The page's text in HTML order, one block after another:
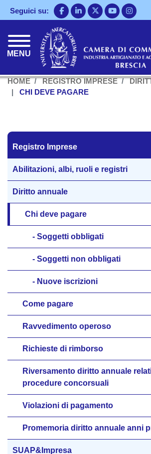
Salta
al
Seguici su:
MENU
HOME REGISTRO IMPRESE
CHI DEVE PAGARE
Registro Imprese
Registro Imprese
Abilitazioni, albi, ruoli e registri
Diritto annuale
Chi deve pagare
Soggetti obbligati
Soggetti non obbligati
Nuove iscrizioni
Come pagare
Ravvedimento operoso
Richieste di rimborso
Riversamento diritto annuale
procedure concorsuali
Violazioni di pagamento
Promemoria diritto annuale anni
SUAP&Impresa